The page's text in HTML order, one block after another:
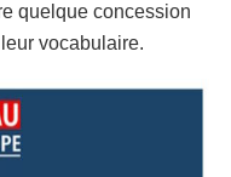
quelque concession
vocabulaire.